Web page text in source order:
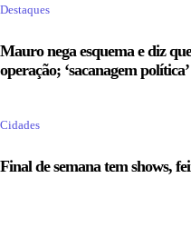
Destaques
Mauro nega esquema e diz
operação; ‘sacanagem política’
Cidades
Final de semana tem shows,